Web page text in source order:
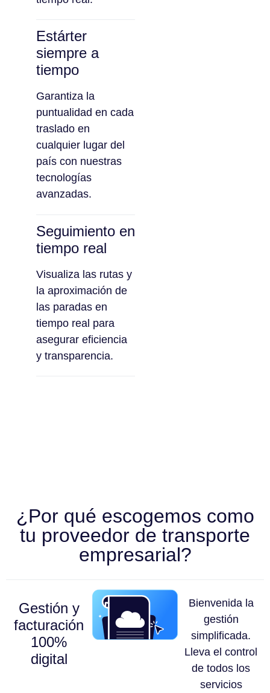
Estárter
siempre a
tiempo
Garantiza la
puntualidad en cada
traslado en
cualquier lugar del
país con nuestras
tecnologías
avanzadas.
Seguimiento en
tiempo real
Visualiza las rutas y
la aproximación de
las paradas en
tiempo real para
asegurar eficiencia
y transparencia.
¿Por qué escogemos como
tu proveedor de transporte
empresarial?
Gestión y
facturación
100%
digital
Bienvenida la
gestión
simplificada.
Lleva el control
de todos los
servicios